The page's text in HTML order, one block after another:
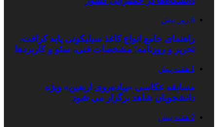
6 روز پیش
راهنمای جامع انواع کاغذ سیلیکونی پایه کرافت،
تحریر و روزنامه؛ مشخصات فنی، سئو و کاربردها
1 هفته پیش
مسابقه عکاسی «پیاده‌روی اربعین» ویژه
دانشجویان شاهد برگزار می شود
2 هفته پیش